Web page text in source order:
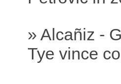
» Alcañiz -
Tye vince